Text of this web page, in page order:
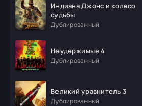
Индиана Джонс и колесо
судьбы
Дублированный
Неудержимые 4
Дублированный
Великий уравнитель 3
Дублированный